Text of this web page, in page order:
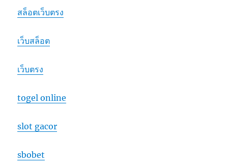
สล็อตเว็บตรง
เว็บสล็อต
เว็บตรง
togel online
slot gacor
sbobet